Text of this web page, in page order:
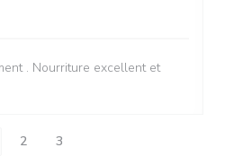
. Nourriture excellent et
2 3